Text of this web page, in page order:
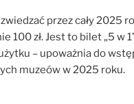
przez cały 2025
100 zł. Jest to bilet „5 w
– upoważnia do
muzeów w 2025 roku.